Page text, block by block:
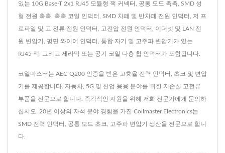
있는 10G Base-T 2x1 RJ45 모듈형 잭 커넥터, 공통 모드 촉촉, SMD 성
형 전원 촉촉, 촉촉 코일 인덕터, SMD 차폐 및 반차폐 전원 인덕터, 저 프
로파일 및 고 전류 전원 인덕터, 고전압 전원 인덕터, 이더넷 및 LAN 전
원 변압기, 평면 와이어 인덕터, 통합 자기 및 고주파 변압기가 있는
RJ45 잭, 그리고 세라믹 또는 공기 코일 다층 칩 인덕터가 포함됩니다.
코일마스터는 AEC-Q200 인증을 받은 고효율 전력 인덕터, 초크 및 변압
기를 제공합니다. 자동차, 5G 및 산업 응용 분야를 위한 저손실 고전류
부품을 전문으로 합니다. 즉각적인 지원을 위해 저희 전문가에게 문의하
십시오. 20년 이상의 자석 분야 경험을 가진 Coilmaster Electronics는
SMD 전력 인덕터, 공통 모드 초크, 고주파 변압기 생산을 전문으로 합니
다.